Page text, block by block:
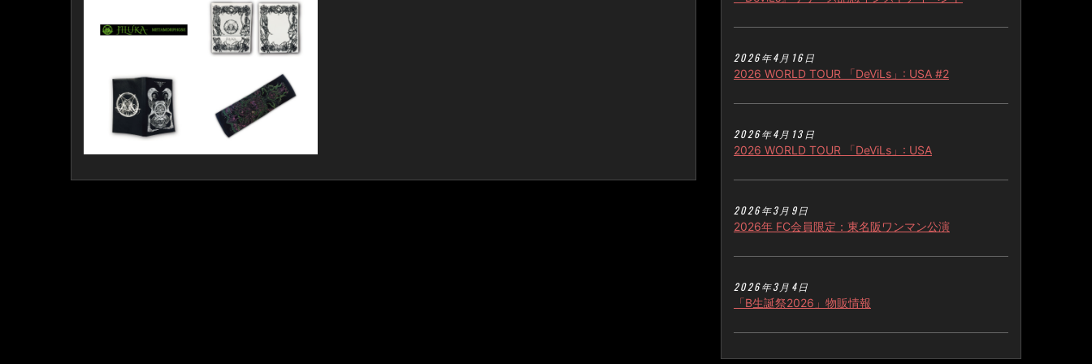
2026年4月16日
2026 WORLD TOUR 「DeViLs」: USA #2
2026年4月13日
2026 WORLD TOUR 「DeViLs」: USA
2026年3月9日
2026年 FC会員限定：東名阪ワンマン公演
2026年3月4日
「B生誕祭2026」物販情報